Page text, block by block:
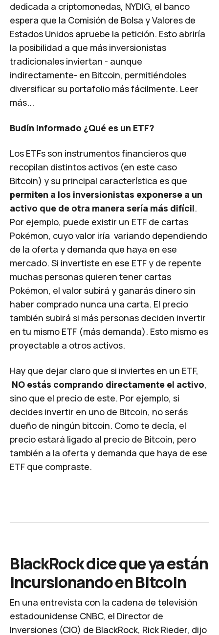
dedicada a criptomonedas, NYDIG, el banco
espera que la Comisión de Bolsa y Valores de
Estados Unidos apruebe la petición. Esto abriría
la posibilidad a que más inversionistas
tradicionales inviertan - aunque
indirectamente- en Bitcoin, permitiéndoles
diversificar su portafolio más fácilmente. Leer
más...
Budín informado ¿Qué es un ETF?
Los ETFs son instrumentos financieros que
recopilan distintos activos (en este caso
Bitcoin) y su principal característica es que
permiten a los inversionistas exponerse a un
activo que de otra manera sería más difícil.
Por ejemplo, puede existir un ETF de cartas
Pokémon, cuyo valor iría variando dependiendo
de la oferta y demanda que haya en ese
mercado. Si invertiste en ese ETF y de repente
muchas personas quieren tener cartas
Pokémon, el valor subirá y ganarás dinero sin
haber comprado nunca una carta. El precio
también subirá si más personas deciden invertir
en tu mismo ETF (más demanda). Esto mismo es
proyectable a otros activos.
Hay que dejar claro que si inviertes en un ETF,
NO estás comprando directamente el activo,
sino que el precio de este. Por ejemplo, si
decides invertir en uno de Bitcoin, no serás
dueño de ningún bitcoin. Como te decía, el
precio estará ligado al precio de Bitcoin, pero
también a la oferta y demanda que haya de ese
ETF que compraste.
BlackRock dice que ya están
incursionando en Bitcoin
En una entrevista con la cadena de televisión
estadounidense CNBC, el Director de
Inversiones (CIO) de BlackRock, Rick Rieder, dijo